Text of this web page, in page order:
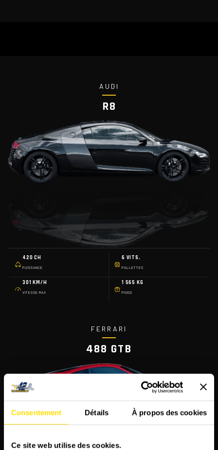
Consentement Détails À propos des cookies
Ce site web utilise des cookies.
AUDI
R8
420 CH
PUISSANCE
6 VITS.
PALLETTES
301 KM/H
VITESSE MAX
1 565 KG
POIDS
FERRARI
488 GTB